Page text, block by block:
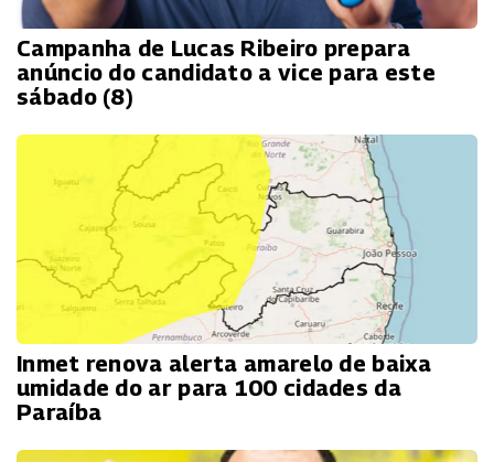
Campanha de Lucas Ribeiro prepara
anúncio do candidato a vice para este
sábado (8)
Inmet renova alerta amarelo de baixa
umidade do ar para 100 cidades da
Paraíba